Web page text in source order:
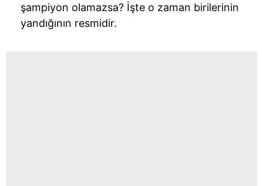
şampiyon olamazsa? İşte o zaman birilerinin
yandığının resmidir.